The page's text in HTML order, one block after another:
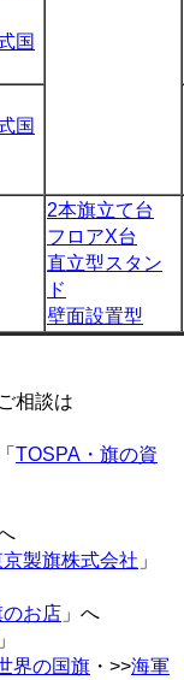
国
国
2本旗立て台
フロアX台
直立型スタン
ド
壁面設置型
相談は
TOSPA・旗の資
製旗株式会社 」
お店 」へ
界の国旗 ・>>海軍